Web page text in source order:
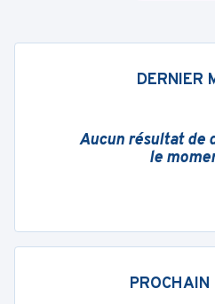
DERNIER
Aucun résultat de
le
PROCHAIN